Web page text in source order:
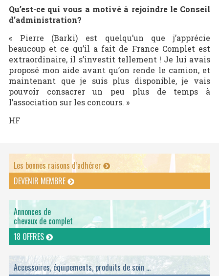
Qu’est-ce qui vous a motivé à rejoindre le Conseil
d’administration?
« Pierre (Barki) est quelqu’un que j’apprécie
beaucoup et ce qu’il a fait de France Complet est
extraordinaire, il s’investit tellement ! Je lui avais
proposé mon aide avant qu’on rende le camion, et
maintenant que je suis plus disponible, je vais
pouvoir consacrer un peu plus de temps à
l’association sur les concours. »
HF
Les bonnes raisons d’adhérer
DEVENIR MEMBRE
Annonces de
chevaux de complet
18 OFFRES
Accessoires, équipements, produits de soin ...